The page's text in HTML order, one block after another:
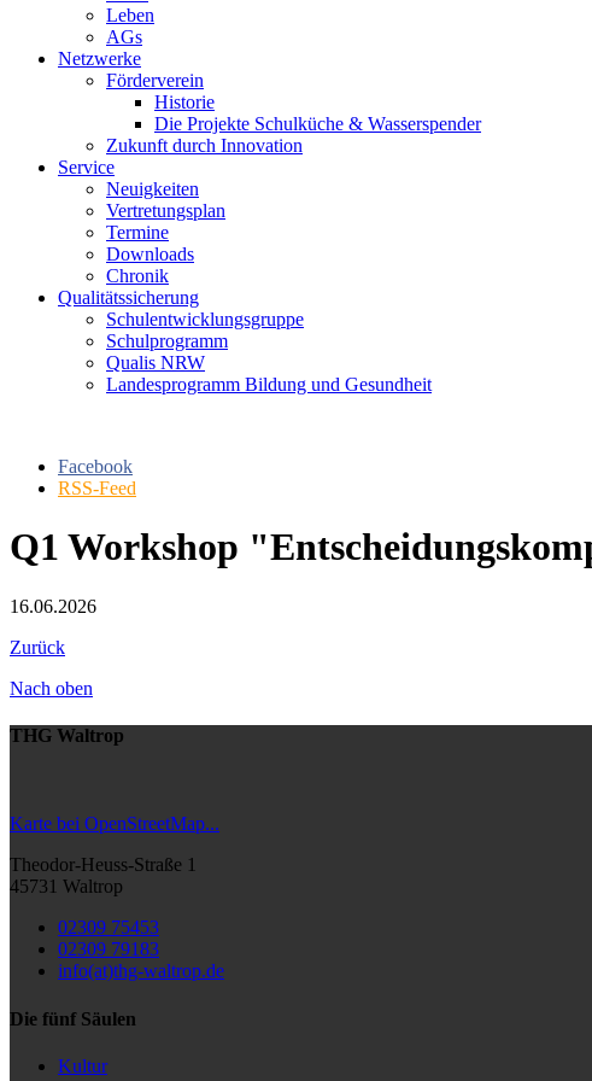
Leben
AGs
Netzwerke
Förderverein
Historie
Die Projekte Schulküche & Wasserspender
Zukunft durch Innovation
Service
Neuigkeiten
Vertretungsplan
Termine
Downloads
Chronik
Qualitätssicherung
Schulentwicklungsgruppe
Schulprogramm
Qualis NRW
Landesprogramm Bildung und Gesundheit
Facebook
RSS-Feed
Q1 Workshop
16.06.2026
Zurück
Nach oben
THG Waltrop
Karte bei OpenStreetMap...
Theodor-Heuss-Straße 1
45731 Waltrop
02309 75453
02309 79183
info(at)thg-waltrop.de
Die fünf Säulen
Kultur